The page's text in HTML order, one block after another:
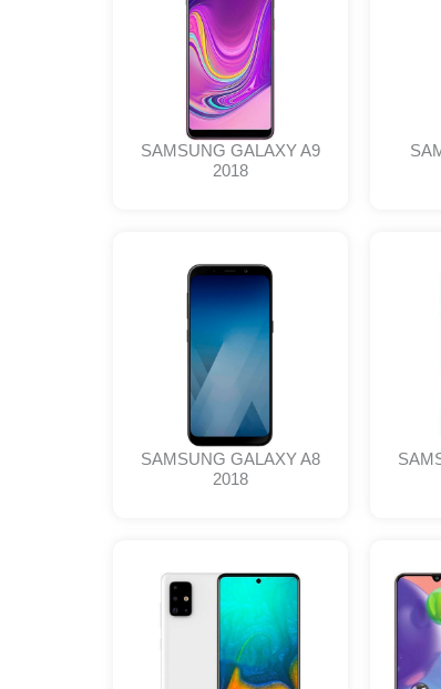
SAMSUNG GALAXY A9
2018
SAMSUNG GALAXY A8
2018